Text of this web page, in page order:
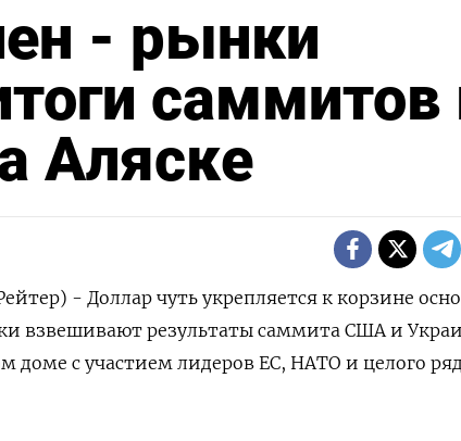
- рынки
саммитов
Аляске
- Доллар чуть укрепляется к корзине
взвешивают результаты саммита США и
доме с участием лидеров ЕС, НАТО и целого